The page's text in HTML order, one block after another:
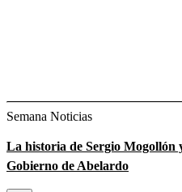
Semana Noticias
La historia de Sergio Mogollón
Gobierno de Abelardo